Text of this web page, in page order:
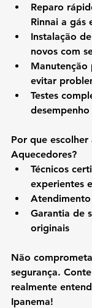
Reparo
Rinnai a gás
Instalação
novos com
Manutenção
evitar
Testes
Por que escolher
Aquecedores?
Técnicos
experientes
Garantia de
originais
Não
segurança.
realmente
Ipanema!